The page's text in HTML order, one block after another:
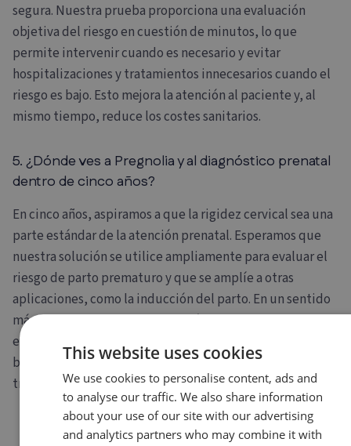
segura. Nuestra prueba proporciona una evaluación
objetiva del riesgo en cuestión de minutos, lo que
permite intervenir cuando es necesario y evitar
hospitalizaciones y tratamientos innecesarios cuando el
riesgo es bajo. Esto mejora la atención al paciente y, al
mismo tiempo, reduce los costes sanitarios.
5. ¿Dónde ves a Pregnolia y al diagnóstico prenatal
dentro de cinco años?
En cinco años, aspiramos a que la rigidez cervical sea una
parte estándar de la atención prenatal. Esperamos que
nuestra solución se utilice ampliamente para evaluar el
riesgo de parto prematuro y que se amplíe a otras
aplicaciones, como la inducción del parto. En un sentido
más amplio, vemos que el diagnóstico prenatal
evolucionará hacia una atención más personalizada y
basada en datos, y queremos formar parte de esa
transformación.
This website uses cookies
We use cookies to personalise content, ads and
to analyse our traffic. We also share information
about your use of our site with our advertising
and analytics partners who may combine it with